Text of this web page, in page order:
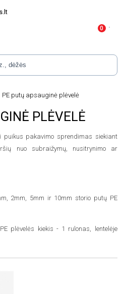
PE putų apsauginė plėvelė
PLĖVELĖ
pakavimo sprendimas siekiant
nuo subraižymų, nusitrynimo ar
2mm, 5mm ir 10mm storio putų PE
plėvelės kiekis - 1 rulonas, lentelėje